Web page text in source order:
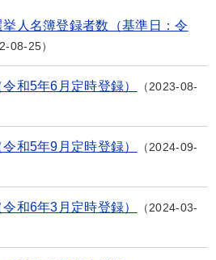
挙人名簿登録者数（基準日：令
08-25
和5年6月定時登録）
2023-08-
和5年9月定時登録）
2024-09-
和6年3月定時登録）
2024-03-